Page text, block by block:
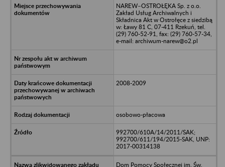
NAREW–OSTROŁĘKA Sp. z o.o.
Zakład Usług Archiwalnych i
Składnica Akt w Ostrołęce z siedzibą
w: Ławy 81 C, 07-411 Rzekuń, tel.
(29) 760-52-91, fax: (29) 760-57-34,
e-mail: archiwum-narew@o2.pl
2008-2009
osobowo-płacowa
992700/610A/14/2011/SAK;
992700/611/194/2015-SAK, UNP:
2017-00314138
Dom Pomocy Społecznej im. Św.